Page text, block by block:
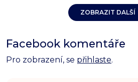
ZOBRAZIT DALŠÍ
Facebook komentáře
Pro zobrazení, se přihlaste.